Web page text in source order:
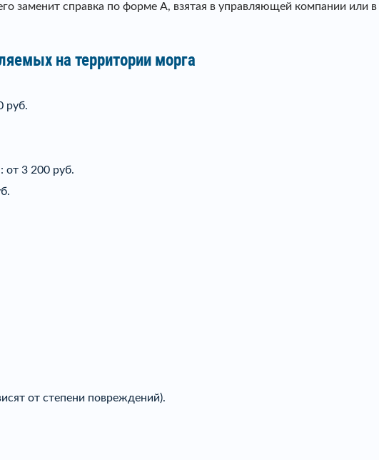
заменит справка по форме А, взятая в управляющей компании
на территории морга
руб.
от 3 200 руб.
от степени повреждений).